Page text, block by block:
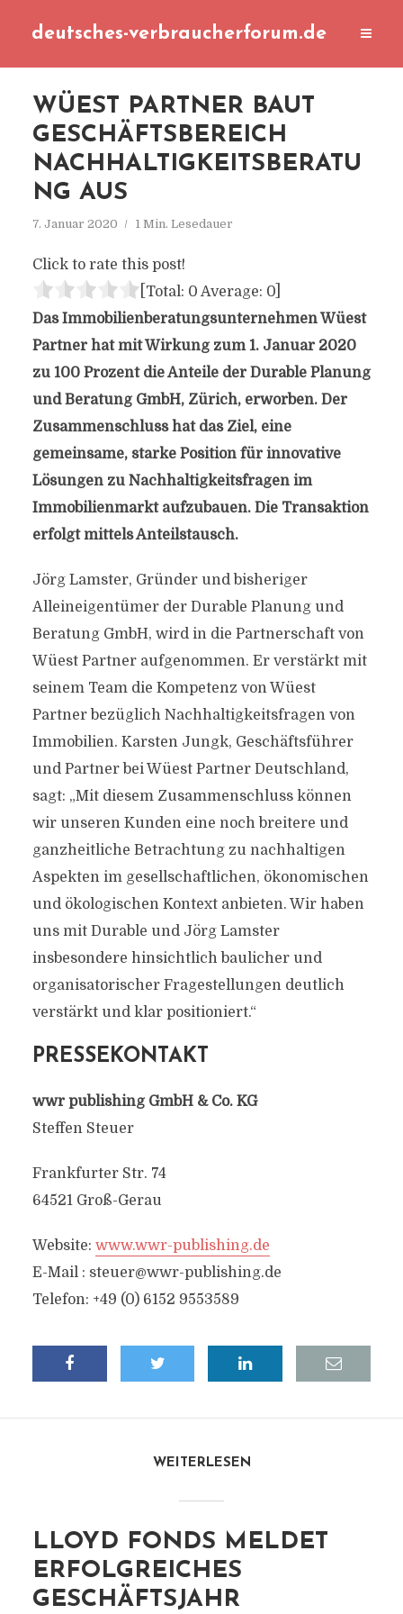
deutsches-verbraucherforum.de
WÜEST PARTNER BAUT
GESCHÄFTSBEREICH
NACHHALTIGKEITSBERATU
NG AUS
7. Januar 2020 1 Min. Lesedauer
Click to rate this post!
[Total: 0 Average: 0]
Das Immobilienberatungsunternehmen Wüest
Partner hat mit Wirkung zum 1. Januar 2020
zu 100 Prozent die Anteile der Durable Planung
und Beratung GmbH, Zürich, erworben. Der
Zusammenschluss hat das Ziel, eine
gemeinsame, starke Position für innovative
Lösungen zu Nachhaltigkeitsfragen im
Immobilienmarkt aufzubauen. Die Transaktion
erfolgt mittels Anteilstausch.
Jörg Lamster, Gründer und bisheriger
Alleineigentümer der Durable Planung und
Beratung GmbH, wird in die Partnerschaft von
Wüest Partner aufgenommen. Er verstärkt mit
seinem Team die Kompetenz von Wüest
Partner bezüglich Nachhaltigkeitsfragen von
Immobilien. Karsten Jungk, Geschäftsführer
und Partner bei Wüest Partner Deutschland,
sagt: „Mit diesem Zusammenschluss können
wir unseren Kunden eine noch breitere und
ganzheitliche Betrachtung zu nachhaltigen
Aspekten im gesellschaftlichen, ökonomischen
und ökologischen Kontext anbieten. Wir haben
uns mit Durable und Jörg Lamster
insbesondere hinsichtlich baulicher und
organisatorischer Fragestellungen deutlich
verstärkt und klar positioniert.“
PRESSEKONTAKT
wwr publishing GmbH & Co. KG
Steffen Steuer
Frankfurter Str. 74
64521 Groß-Gerau
Website: www.wwr-publishing.de
E-Mail : steuer@wwr-publishing.de
Telefon: +49 (0) 6152 9553589
WEITERLESEN
LLOYD FONDS MELDET
ERFOLGREICHES
GESCHÄFTSJAHR